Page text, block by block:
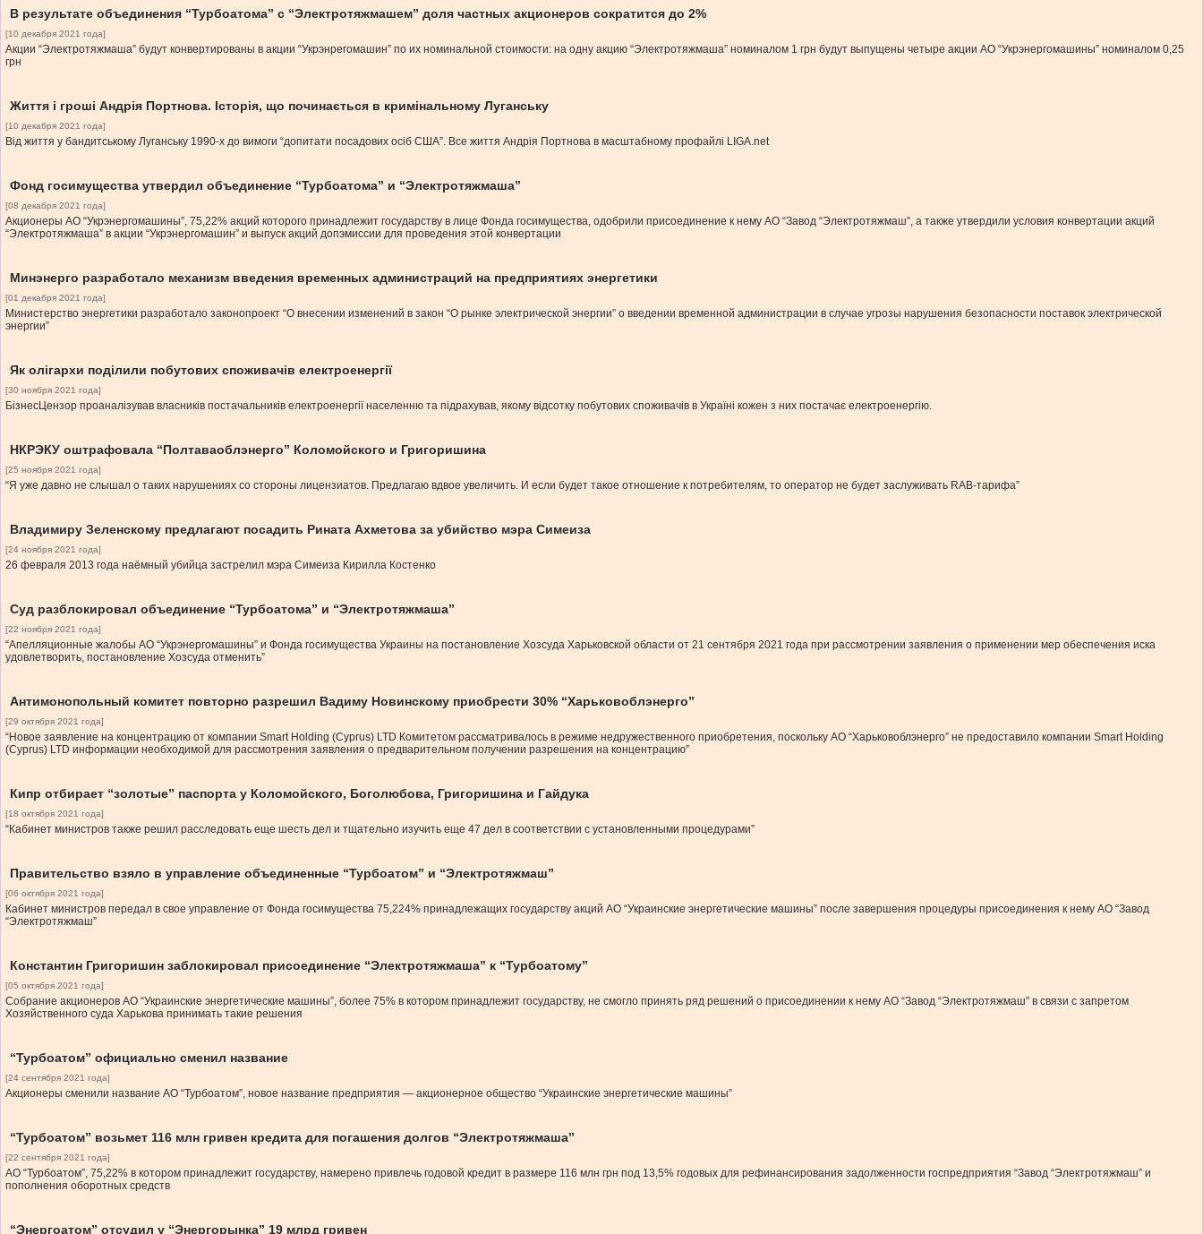
В результате объединения “Турбоатома” с “Электротяжмашем” доля частных акционеров сократится до 2%
[10 декабря 2021 года]
Акции “Электротяжмаша” будут конвертированы в акции “Укрэнрегомашин” по их номинальной стоимости: на одну акцию “Электротяжмаша” номиналом 1 грн будут выпущены четыре акции АО “Укрэнергомашины” номиналом 0,25
грн
Життя і гроші Андрія Портнова. Історія, що починається в кримінальному Луганську
[10 декабря 2021 года]
Від життя у бандитському Луганську 1990-х до вимоги “допитати посадових осіб США”. Все життя Андрія Портнова в масштабному профайлі LIGA.net
Фонд госимущества утвердил объединение “Турбоатома” и “Электротяжмаша”
[08 декабря 2021 года]
Акционеры АО “Укрэнергомашины”, 75,22% акций которого принадлежит государству в лице Фонда госимущества, одобрили присоединение к нему АО “Завод “Электротяжмаш”, а также утвердили условия конвертации акций
“Электротяжмаша” в акции “Укрэнергомашин” и выпуск акций допэмиссии для проведения этой конвертации
Минэнерго разработало механизм введения временных администраций на предприятиях энергетики
[01 декабря 2021 года]
Министерство энергетики разработало законопроект “О внесении изменений в закон “О рынке электрической энергии” о введении временной администрации в случае угрозы нарушения безопасности поставок электрической
энергии”
Як олігархи поділили побутових споживачів електроенергії
[30 ноября 2021 года]
БізнесЦензор проаналізував власників постачальників електроенергії населенню та підрахував, якому відсотку побутових споживачів в Україні кожен з них постачає електроенергію.
НКРЭКУ оштрафовала “Полтаваоблэнерго” Коломойского и Григоришина
[25 ноября 2021 года]
“Я уже давно не слышал о таких нарушениях со стороны лицензиатов. Предлагаю вдвое увеличить. И если будет такое отношение к потребителям, то оператор не будет заслуживать RAB-тарифа”
Владимиру Зеленскому предлагают посадить Рината Ахметова за убийство мэра Симеиза
[24 ноября 2021 года]
26 февраля 2013 года наёмный убийца застрелил мэра Симеиза Кирилла Костенко
Суд разблокировал объединение “Турбоатома” и “Электротяжмаша”
[22 ноября 2021 года]
“Апелляционные жалобы АО “Укрэнергомашины” и Фонда госимущества Украины на постановление Хозсуда Харьковской области от 21 сентября 2021 года при рассмотрении заявления о применении мер обеспечения иска
удовлетворить, постановление Хозсуда отменить”
Антимонопольный комитет повторно разрешил Вадиму Новинскому приобрести 30% “Харьковоблэнерго”
[29 октября 2021 года]
“Новое заявление на концентрацию от компании Smart Holding (Cyprus) LTD Комитетом рассматривалось в режиме недружественного приобретения, поскольку АО “Харьковоблэнерго” не предоставило компании Smart Holding
(Cyprus) LTD информации необходимой для рассмотрения заявления о предварительном получении разрешения на концентрацию”
Кипр отбирает “золотые” паспорта у Коломойского, Боголюбова, Григоришина и Гайдука
[18 октября 2021 года]
“Кабинет министров также решил расследовать еще шесть дел и тщательно изучить еще 47 дел в соответствии с установленными процедурами”
Правительство взяло в управление объединенные “Турбоатом” и “Электротяжмаш”
[06 октября 2021 года]
Кабинет министров передал в свое управление от Фонда госимущества 75,224% принадлежащих государству акций АО “Украинские энергетические машины” после завершения процедуры присоединения к нему АО “Завод
“Электротяжмаш”
Константин Григоришин заблокировал присоединение “Электротяжмаша” к “Турбоатому”
[05 октября 2021 года]
Собрание акционеров АО “Украинские энергетические машины”, более 75% в котором принадлежит государству, не смогло принять ряд решений о присоединении к нему АО “Завод “Электротяжмаш” в связи с запретом
Хозяйственного суда Харькова принимать такие решения
“Турбоатом” официально сменил название
[24 сентября 2021 года]
Акционеры сменили название АО “Турбоатом”, новое название предприятия — акционерное общество “Украинские энергетические машины”
“Турбоатом” возьмет 116 млн гривен кредита для погашения долгов “Электротяжмаша”
[22 сентября 2021 года]
АО “Турбоатом”, 75,22% в котором принадлежит государству, намерено привлечь годовой кредит в размере 116 млн грн под 13,5% годовых для рефинансирования задолженности госпредприятия “Завод “Электротяжмаш” и
пополнения оборотных средств
“Энергоатом” отсудил у “Энергорынка” 19 млрд гривен